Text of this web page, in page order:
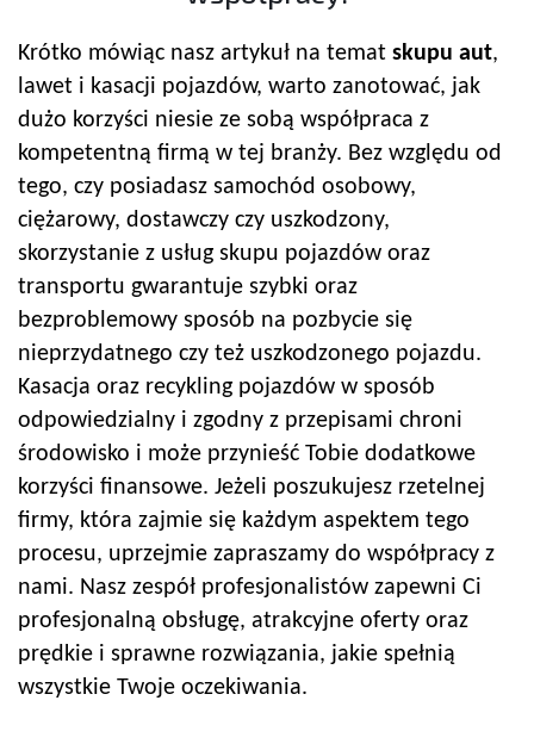
Krótko mówiąc nasz artykuł na temat skupu aut,
lawet i kasacji pojazdów, warto zanotować, jak
dużo korzyści niesie ze sobą współpraca z
kompetentną firmą w tej branży. Bez względu od
tego, czy posiadasz samochód osobowy,
ciężarowy, dostawczy czy uszkodzony,
skorzystanie z usług skupu pojazdów oraz
transportu gwarantuje szybki oraz
bezproblemowy sposób na pozbycie się
nieprzydatnego czy też uszkodzonego pojazdu.
Kasacja oraz recykling pojazdów w sposób
odpowiedzialny i zgodny z przepisami chroni
środowisko i może przynieść Tobie dodatkowe
korzyści finansowe. Jeżeli poszukujesz rzetelnej
firmy, która zajmie się każdym aspektem tego
procesu, uprzejmie zapraszamy do współpracy z
nami. Nasz zespół profesjonalistów zapewni Ci
profesjonalną obsługę, atrakcyjne oferty oraz
prędkie i sprawne rozwiązania, jakie spełnią
wszystkie Twoje oczekiwania.